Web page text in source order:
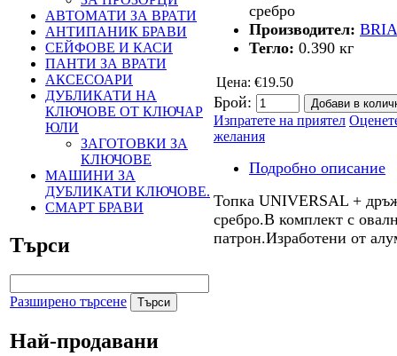
АВТОМАТИ ЗА ВРАТИ
АНТИПАНИК БРАВИ
СЕЙФОВЕ И КАСИ
ПАНТИ ЗА ВРАТИ
АКСЕСОАРИ
ДУБЛИКАТИ НА
КЛЮЧОВЕ ОТ КЛЮЧАР
ЮЛИ
ЗАГОТОВКИ ЗА
КЛЮЧОВЕ
МАШИНИ ЗА
ДУБЛИКАТИ КЛЮЧОВЕ.
СМАРТ БРАВИ
Търси
Разширено търсене
Най-продавани
сребро
Производител:
Тегло: 0.390 кг
Цена: €19.50
Брой:
Изпратете на приятел
желания
Подробно описание
Топка UNIVERSAL +
сребро.В комплект с
патрон.Изработени от